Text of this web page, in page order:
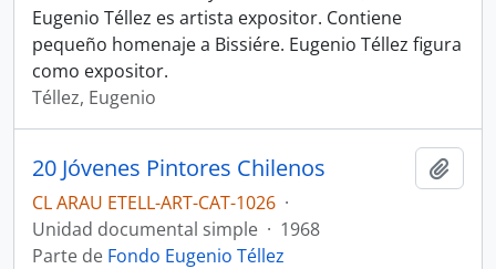
Eugenio Téllez es artista expositor. Contiene
pequeño homenaje a Bissiére. Eugenio Téllez figura
como expositor.
Téllez, Eugenio
20 Jóvenes Pintores Chilenos
CL ARAU ETELL-ART-CAT-1026 ·
Unidad documental simple · 1968
Parte de Fondo Eugenio Téllez